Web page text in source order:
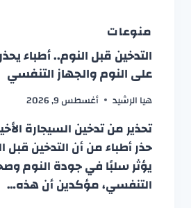
منوعات
التدخين قبل النوم.. أطباء
على النوم والجهاز التنفسي
هيا الرشيد أغسطس 9, 2026
تحذير من تدخين السيجارة
حذر أطباء من أن التدخين
يؤثر سلبًا في جودة النوم
التنفسي، مؤكدين أن هذه…